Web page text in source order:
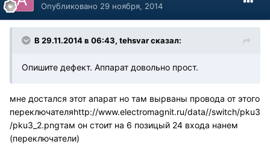
Опубликовано 29 ноября, 2014
В 29.11.2014 в 06:43, tehsvar сказал:
Опишите дефект. Аппарат довольно прост.
мне достался этот апарат но там вырваны провода от этого
переключателяhttp://www.electromagnit.ru/data//switch/pku3
/pku3_2.pngтам он стоит на 6 позицый 24 входа нанем
(переключатели)